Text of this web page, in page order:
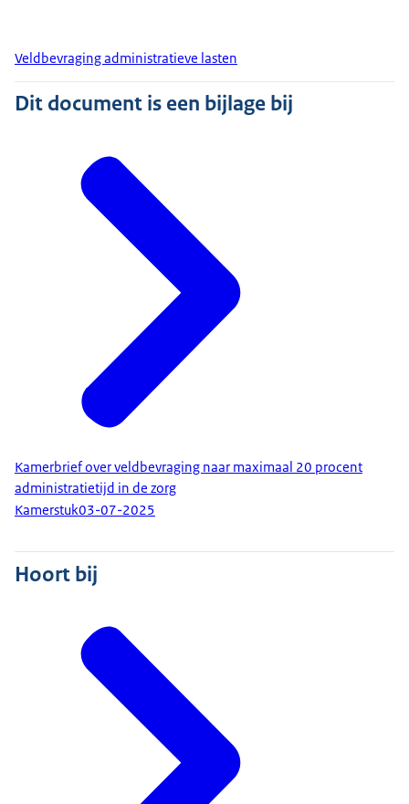
Veldbevraging administratieve lasten
Dit document is een bijlage bij
Kamerbrief over veldbevraging naar maximaal 20 procent
administratietijd in de zorg
Kamerstuk03-07-2025
Hoort bij